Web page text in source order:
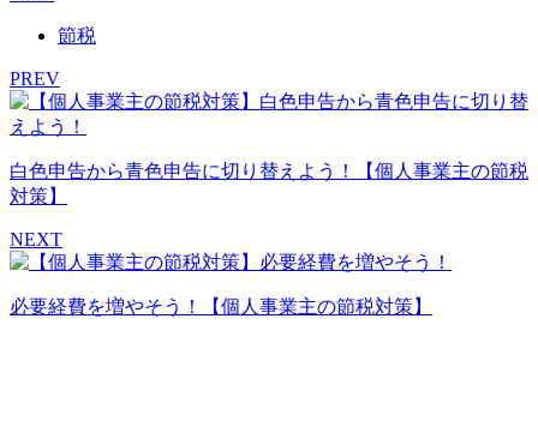
節税
PREV
白色申告から青色申告に切り替えよう！【個人事業主の節税
対策】
NEXT
必要経費を増やそう！【個人事業主の節税対策】